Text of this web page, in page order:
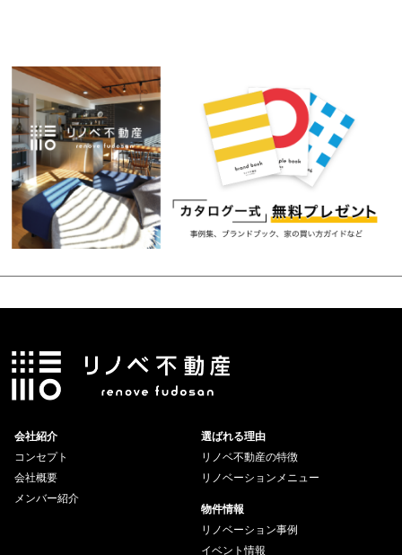
会社紹介
コンセプト
会社概要
メンバー紹介
選ばれる理由
リノベ不動産の特徴
リノベーションメニュー
物件情報
リノベーション事例
イベント情報